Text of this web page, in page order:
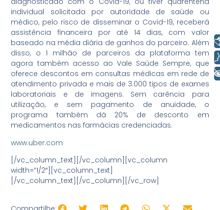
individual solicitada por autoridade de saúde ou
médico, pelo risco de disseminar o Covid-19, receberá
assistência financeira por até 14 dias, com valor
baseado na média diária de ganhos do parceiro. Além
disso, o 1 milhão de parceiros da plataforma tem
agora também acesso ao Vale Saúde Sempre, que
oferece descontos em consultas médicas em rede de
atendimento privada e mais de 3.000 tipos de exames
laboratoriais e de imagens. Sem carência para
utilização, e sem pagamento de anuidade, o
programa também dá 20% de desconto em
medicamentos nas farmácias credenciadas.
www.uber.com
[/vc_column_text][/vc_column][vc_column
width=”1/2″][vc_column_text]
[/vc_column_text][/vc_column][/vc_row]
Libras
Voz
+ Acessibilidade